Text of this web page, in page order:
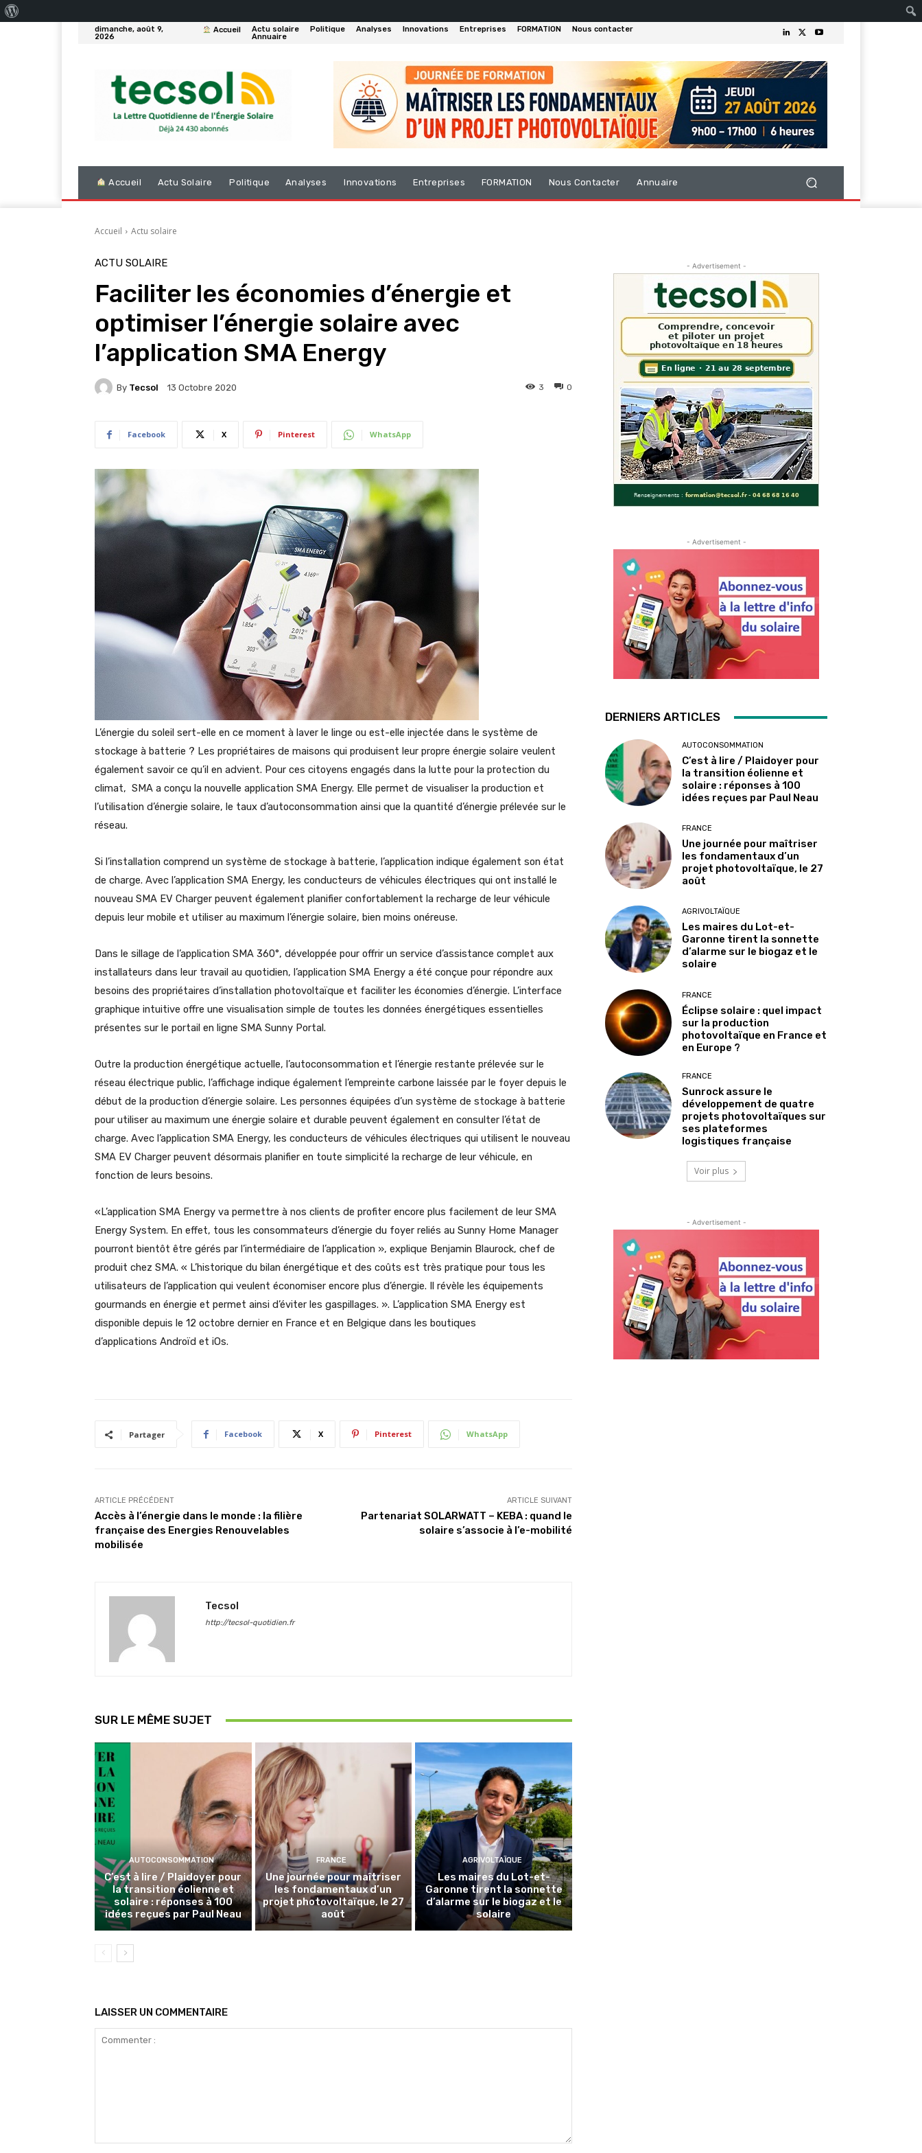
dimanche, août 9,
2026
Accueil Actu solaire Politique Analyses Innovations Entreprises FORMATION
Nous contacter
Annuaire
Accueil Actu Solaire Politique Analyses Innovations Entreprises FORMATION Nous Contacter Annuaire
Accueil Actu solaire
ACTU SOLAIRE
Faciliter les économies d’énergie et
optimiser l’énergie solaire avec
l’application SMA Energy
By Tecsol 13 Octobre 2020 0
3
Facebook X Pinterest WhatsApp
L’énergie du soleil sert-elle en ce moment à laver le linge ou est-elle injectée dans le système de
stockage à batterie ? Les propriétaires de maisons qui produisent leur propre énergie solaire veulent
également savoir ce qu’il en advient. Pour ces citoyens engagés dans la lutte pour la protection du
climat, SMA a conçu la nouvelle application SMA Energy. Elle permet de visualiser la production et
l’utilisation d’énergie solaire, le taux d’autoconsommation ainsi que la quantité d’énergie prélevée sur le
réseau.
Si l’installation comprend un système de stockage à batterie, l’application indique également son état
de charge. Avec l’application SMA Energy, les conducteurs de véhicules électriques qui ont installé le
nouveau SMA EV Charger peuvent également planifier confortablement la recharge de leur véhicule
depuis leur mobile et utiliser au maximum l’énergie solaire, bien moins onéreuse.
Dans le sillage de l’application SMA 360°, développée pour offrir un service d’assistance complet aux
installateurs dans leur travail au quotidien, l’application SMA Energy a été conçue pour répondre aux
besoins des propriétaires d’installation photovoltaïque et faciliter les économies d’énergie. L’interface
graphique intuitive offre une visualisation simple de toutes les données énergétiques essentielles
présentes sur le portail en ligne SMA Sunny Portal.
Outre la production énergétique actuelle, l’autoconsommation et l’énergie restante prélevée sur le
réseau électrique public, l’affichage indique également l’empreinte carbone laissée par le foyer depuis le
début de la production d’énergie solaire. Les personnes équipées d’un système de stockage à batterie
pour utiliser au maximum une énergie solaire et durable peuvent également en consulter l’état de
charge. Avec l’application SMA Energy, les conducteurs de véhicules électriques qui utilisent le nouveau
SMA EV Charger peuvent désormais planifier en toute simplicité la recharge de leur véhicule, en
fonction de leurs besoins.
«L’application SMA Energy va permettre à nos clients de profiter encore plus facilement de leur SMA
Energy System. En effet, tous les consommateurs d’énergie du foyer reliés au Sunny Home Manager
pourront bientôt être gérés par l’intermédiaire de l’application », explique Benjamin Blaurock, chef de
produit chez SMA. « L’historique du bilan énergétique et des coûts est très pratique pour tous les
utilisateurs de l’application qui veulent économiser encore plus d’énergie. Il révèle les équipements
gourmands en énergie et permet ainsi d’éviter les gaspillages. ». L’application SMA Energy est
disponible depuis le 12 octobre dernier en France et en Belgique dans les boutiques
d’applications Androïd et iOs.
Partager Facebook X Pinterest WhatsApp
ARTICLE PRÉCÉDENT
Accès à l’énergie dans le monde : la filière
française des Energies Renouvelables
mobilisée
ARTICLE SUIVANT
Partenariat SOLARWATT – KEBA : quand le
solaire s’associe à l’e-mobilité
Tecsol
http://tecsol-quotidien.fr
SUR LE MÊME SUJET
AUTOCONSOMMATION
C’est à lire / Plaidoyer pour
la transition éolienne et
solaire : réponses à 100
idées reçues par Paul Neau
FRANCE
Une journée pour maîtriser
les fondamentaux d’un
projet photovoltaïque, le 27
août
AGRIVOLTAÏQUE
Les maires du Lot-et-
Garonne tirent la sonnette
d’alarme sur le biogaz et le
solaire
LAISSER UN COMMENTAIRE
- Advertisement -
- Advertisement -
DERNIERS ARTICLES
AUTOCONSOMMATION
C’est à lire / Plaidoyer pour
la transition éolienne et
solaire : réponses à 100
idées reçues par Paul Neau
FRANCE
Une journée pour maîtriser
les fondamentaux d’un
projet photovoltaïque, le 27
août
AGRIVOLTAÏQUE
Les maires du Lot-et-
Garonne tirent la sonnette
d’alarme sur le biogaz et le
solaire
FRANCE
Éclipse solaire : quel impact
sur la production
photovoltaïque en France et
en Europe ?
FRANCE
Sunrock assure le
développement de quatre
projets photovoltaïques sur
ses plateformes
logistiques française
Voir plus
- Advertisement -